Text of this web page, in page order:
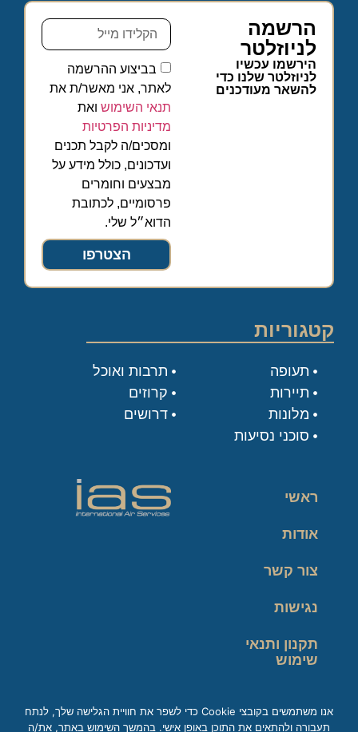
הרשמה
לניוזלטר
הירשמו עכשיו
לניוזלטר שלנו כדי
להשאר מעודכנים
בביצוע ההרשמה
לאתר, אני מאשר/ת את
תנאי השימוש ואת
מדיניות הפרטיות
ומסכים/ה לקבל תכנים
ועדכונים, כולל מידע על
מבצעים וחומרים
פרסומיים, לכתובת
הדוא״ל שלי.
הצטרפו
קטגוריות
תעופה
תיירות
מלונות
סוכני נסיעות
תרבות ואוכל
קרוזים
דרושים
ראשי
אודות
צור קשר
נגישות
תקנון ותנאי
שימוש
אנו משתמשים בקובצי Cookie כדי לשפר את חוויית הגלישה שלך, לנתח
תעבורה ולהתאים את התוכן באופן אישי. בהמשך השימוש באתר, את/ה